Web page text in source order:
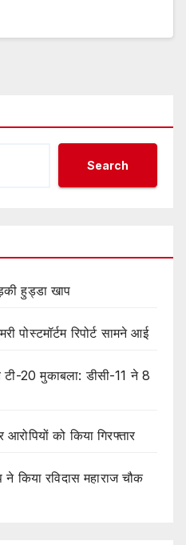
Search
हुड्डा खाप
पोस्टमॉर्टम रिपोर्ट सामने आई
20 मुकाबला: डीसी-11 ने 8
को किया गिरफ्तार
ने किया रविदास महाराज चौक